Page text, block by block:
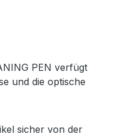
PEN verfügt
und die optische
sicher von der